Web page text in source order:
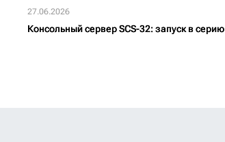
27.06.2026
Консольный сервер SCS-32: запуск в серию